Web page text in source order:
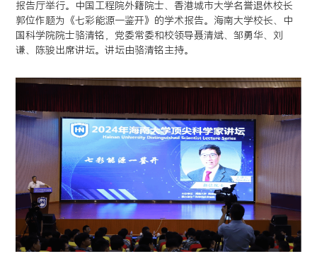
报告厅举行。中国工程院外籍院士、香港城市大学名誉退休校长
郭位作题为《七彩能源一鉴开》的学术报告。海南大学校长、中
国科学院院士骆清铭，党委常委和校领导聂清斌、邹勇华、刘
谦、陈骏出席讲坛。讲坛由骆清铭主持。